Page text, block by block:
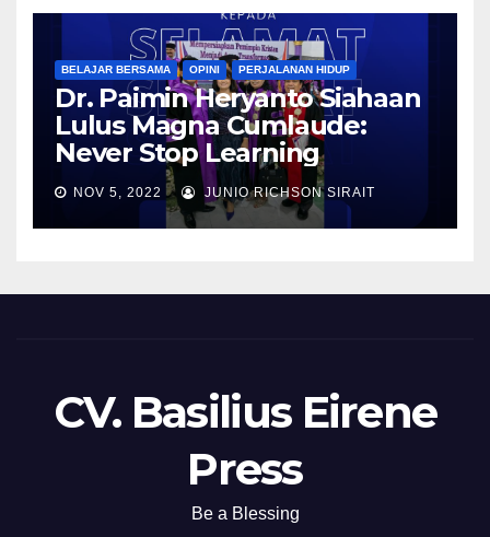
BELAJAR BERSAMA OPINI PERJALANAN HIDUP
Dr. Paimin Heryanto Siahaan
Lulus Magna Cumlaude:
Never Stop Learning
NOV 5, 2022 JUNIO RICHSON SIRAIT
CV. Basilius Eirene
Press
Be a Blessing